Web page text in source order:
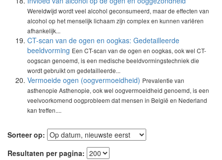
Wereldwijd wordt veel alcohol geconsumeerd, maar de effecten van
alcohol op het menselijk lichaam zijn complex en kunnen variëren
afhankelijk...
CT-scan van de ogen en oogkas: Gedetailleerde
beeldvorming Een CT-scan van de ogen en oogkas, ook wel CT-
oogscan genoemd, is een medische beeldvormingstechniek die
wordt gebruikt om gedetailleerde...
Vermoeide ogen (oogvermoeidheid) Prevalentie van
asthenopie Asthenopie, ook wel oogvermoeidheid genoemd, is een
veelvoorkomend oogprobleem dat mensen in België en Nederland
kan treffen....
Sorteer op:
Resultaten per pagina: